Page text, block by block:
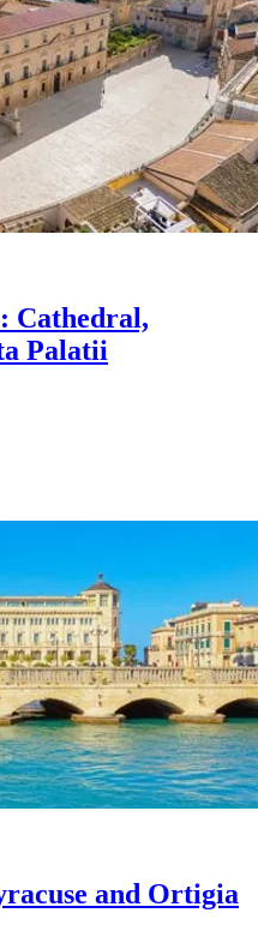
Cathedral,
Palatii
and Ortigia